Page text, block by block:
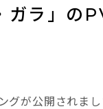
ラ」の
が公開されまし